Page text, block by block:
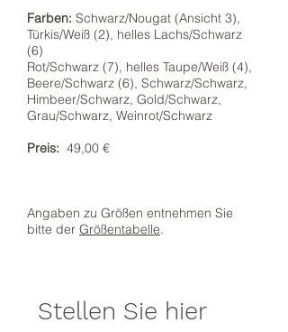
Farben: Schwarz/Nougat (Ansicht 3),
Türkis/Weiß (2), helles Lachs/Schwarz
(6)
Rot/Schwarz (7), helles Taupe/Weiß (4),
Beere/Schwarz (6), Schwarz/Schwarz,
Himbeer/Schwarz, Gold/Schwarz,
Grau/Schwarz, Weinrot/Schwarz
Preis: 49,00 €
Angaben zu Größen entnehmen Sie
bitte der Größentabelle.
Stellen Sie hier